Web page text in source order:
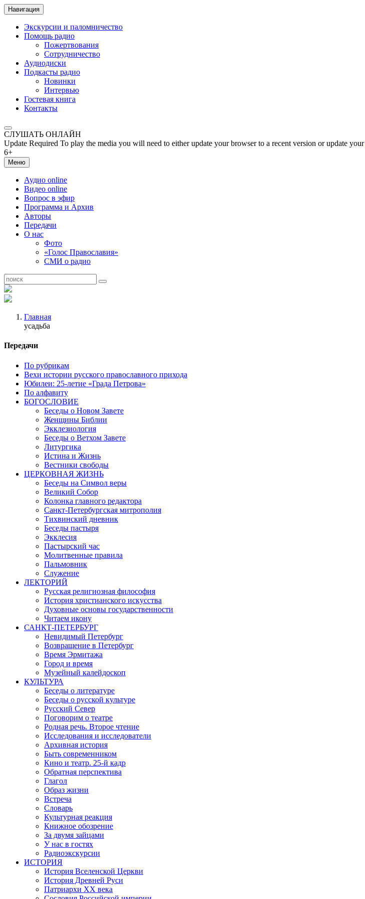
Навигация
Экскурсии и паломничество
Помощь радио
Пожертвования
Сотрудничество
Аудиодиски
Подкасты радио
Новинки
Интервью
Гостевая книга
Контакты
СЛУШАТЬ ОНЛАЙН
Update Required To play the media you will need to either update your browser to a recent version or update your
6+
Меню
Аудио online
Видео online
Вопрос в эфир
Программа и Архив
Авторы
Передачи
О нас
Фото
«Голос Православия»
СМИ о радио
Главная
усадьба
Передачи
По рубрикам
Вехи истории русского православного прихода
Юбилеи: 25-летие «Града Петрова»
По алфавиту
БОГОСЛОВИЕ
Беседы о Новом Завете
Женщины Библии
Экклезиология
Беседы о Ветхом Завете
Литургика
Истина и Жизнь
Вестники свободы
ЦЕРКОВНАЯ ЖИЗНЬ
Беседы на Символ веры
Великий Собор
Колонка главного редактора
Санкт-Петербургская митрополия
Тихвинский дневник
Беседы пастыря
Экклесия
Пастырский час
Молитвенные правила
Пальмовник
Служение
ЛЕКТОРИЙ
Русская религиозная философия
История христианского искусства
Духовные основы государственности
Читаем икону
САНКТ-ПЕТЕРБУРГ
Невидимый Петербург
Возвращение в Петербург
Время Эрмитажа
Город и время
Музейный калейдоскоп
КУЛЬТУРА
Беседы о литературе
Беседы о русской культуре
Русский Север
Поговорим о театре
Родная речь. Второе чтение
Исследования и исследователи
Архивная история
Быть современником
Кино и театр. 25-й кадр
Обратная перспектива
Глагол
Образ жизни
Встреча
Словарь
Культурная реакция
Книжное обозрение
За двумя зайцами
У нас в гостях
Радиоэкскурсии
ИСТОРИЯ
История Вселенской Церкви
История Древней Руси
Патриархи XX века